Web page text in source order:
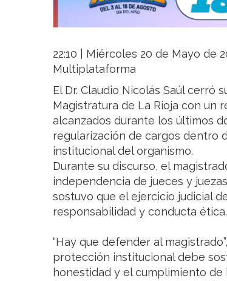
22:10 | Miércoles 20 de Mayo de
Multiplataforma
El Dr. Claudio Nicolás Saúl cerró
Magistratura de La Rioja con un
alcanzados durante los últimos
regularización de cargos dentro
institucional del organismo.
Durante su discurso, el
independencia de jueces y
sostuvo que el ejercicio judicial
responsabilidad y conducta ética.
“Hay que defender al
protección institucional debe
honestidad y el cumplimiento de